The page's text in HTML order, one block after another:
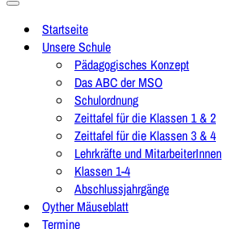
Navigationsmenü
Startseite
Unsere Schule
Pädagogisches Konzept
Das ABC der MSO
Schulordnung
Zeittafel für die Klassen 1 & 2
Zeittafel für die Klassen 3 & 4
Lehrkräfte und MitarbeiterInnen
Klassen 1-4
Abschlussjahrgänge
Oyther Mäuseblatt
Termine